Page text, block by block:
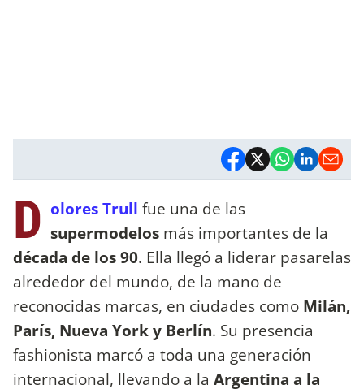
D olores Trull fue una de las
supermodelos más importantes de la
década de los 90. Ella llegó a liderar pasarelas
alrededor del mundo, de la mano de
reconocidas marcas, en ciudades como Milán,
París, Nueva York y Berlín. Su presencia
fashionista marcó a toda una generación
internacional, llevando a la Argentina a la